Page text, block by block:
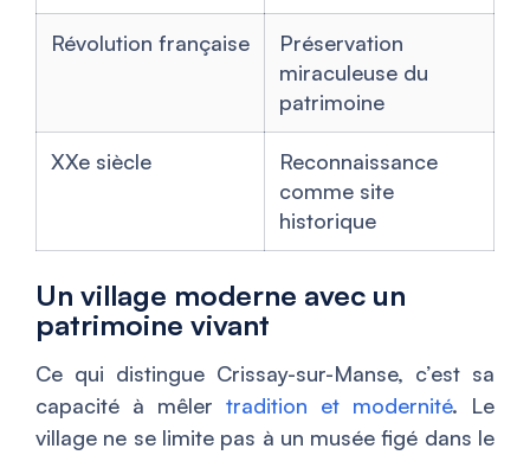
Révolution française
Préservation
miraculeuse du
patrimoine
XXe siècle
Reconnaissance
comme site
historique
Un village moderne avec un
patrimoine vivant
Ce qui distingue Crissay-sur-Manse, c’est sa
capacité à mêler tradition et modernité. Le
village ne se limite pas à un musée figé dans le